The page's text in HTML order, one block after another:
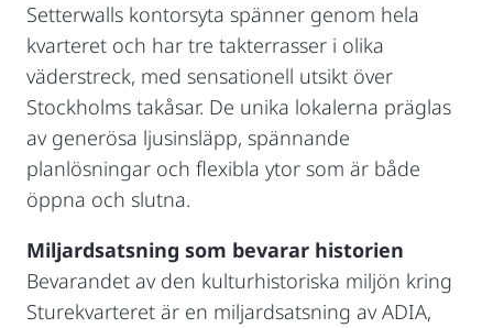
Setterwalls kontorsyta spänner genom hela
kvarteret och har tre takterrasser i olika
väderstreck, med sensationell utsikt över
Stockholms takåsar. De unika lokalerna präglas
av generösa ljusinsläpp, spännande
planlösningar och flexibla ytor som är både
öppna och slutna.
Miljardsatsning som bevarar historien
Bevarandet av den kulturhistoriska miljön kring
Sturekvarteret är en miljardsatsning av ADIA,